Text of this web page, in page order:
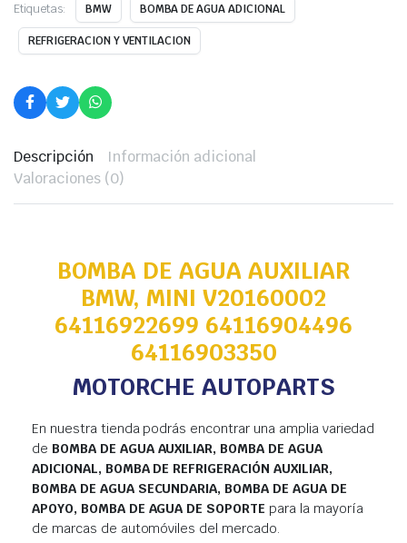
Etiquetas: BMW BOMBA DE AGUA ADICIONAL
REFRIGERACION Y VENTILACION
Descripción
Información adicional
Valoraciones (0)
BOMBA DE AGUA AUXILIAR
BMW, MINI V20160002
64116922699 64116904496
64116903350
MOTORCHE AUTOPARTS
En nuestra tienda podrás encontrar una amplia variedad
de BOMBA DE AGUA AUXILIAR, BOMBA DE AGUA
ADICIONAL, BOMBA DE REFRIGERACIÓN AUXILIAR,
BOMBA DE AGUA SECUNDARIA, BOMBA DE AGUA DE
APOYO, BOMBA DE AGUA DE SOPORTE para la mayoría
de marcas de automóviles del mercado.